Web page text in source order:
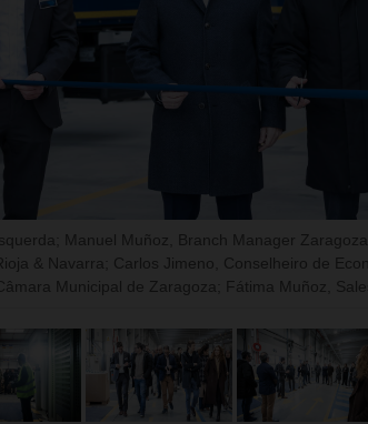
Manuel Muñoz, Branch Manager
& Navarra; Carlos Jimeno, Conselheiro de
Municipal de Zaragoza; Fátima Muñoz,